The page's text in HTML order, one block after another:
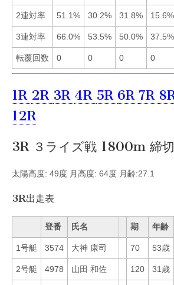
2連対率 51.1% 30.2% 31.8% 15.6%
3連対率 66.0% 53.5% 50.0% 37.5%
転覆回数 0 0 0 0
1R 2R 3R 4R 5R 6R 7R
12R
3R ３ライズ戦 1800m 締
太陽高度: 49度 月高度: 64度 月齢:27.1
3R出走表
登番 氏名 期 年齢
1号艇 3574 大神 康司 70 53歳
2号艇 4978 山田 和佐 120 31歳